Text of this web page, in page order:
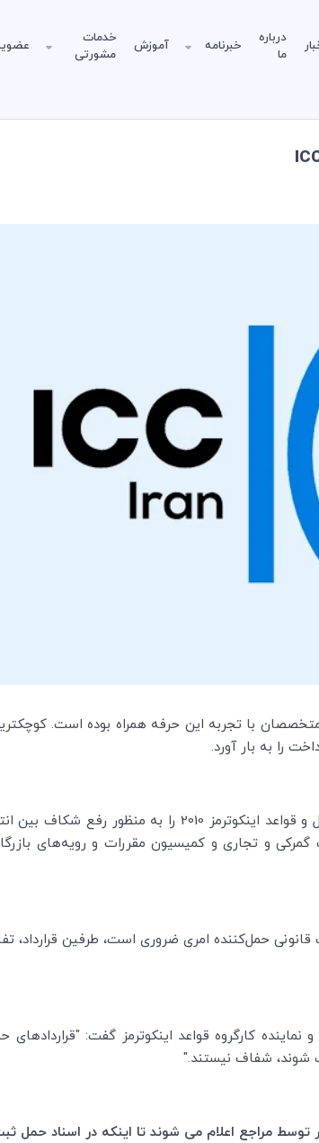
درباره
ما
خبرنامه آموزش
خدمات
مشورتی
با تجربه این حرفه همراه بوده است.
را به بار آورد.
)، راهنمای حمل و نقل و قواعد اینکوترمز 2010
و تجاری و کمیسیون مقررات و ‌رویه‌های
حمل‌کننده امری ضروری است،‌ طرفین قرارداد،
و نماینده کارگروه قواعد اینکوترمز گفت:
شوند، شفاف نیستند."
توسط مراجع اعلام می شوند تا اینکه در اسناد حمل